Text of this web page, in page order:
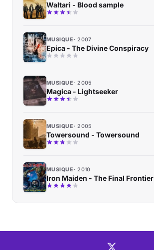
Waltari - Blood sample
MUSIQUE 2007
Epica - The Divine Conspiracy
MUSIQUE 2005
Magica - Lightseeker
MUSIQUE 2005
Towersound - Towersound
MUSIQUE 2010
Iron Maiden - The Final Frontier